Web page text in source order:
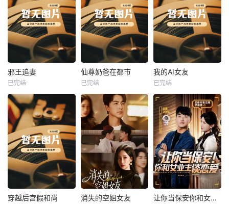
热播
邪王追妻
未知
邪王追妻
已完结
热播
未知
仙尊奶爸在都市
已完结
热播
我的AI女友
未知
我的AI女友
已完结
热播
穿越后宫假和尚 热播
消失的空姐女友 热播 让你当保安你和女业主谈恋爱